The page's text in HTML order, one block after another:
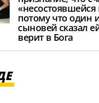
потому что один
сыновей сказал
верит в Бога